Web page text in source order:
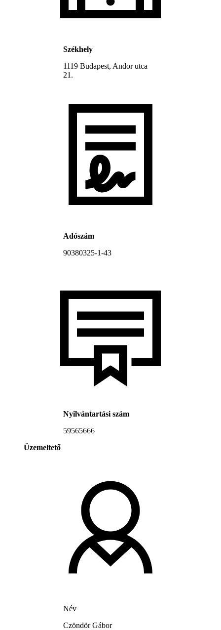
Székhely
1119 Budapest, Andor utca
21.
Adószám
90380325-1-43
Nyilvántartási szám
59565666
Üzemeltető
Név
Czöndör Gábor